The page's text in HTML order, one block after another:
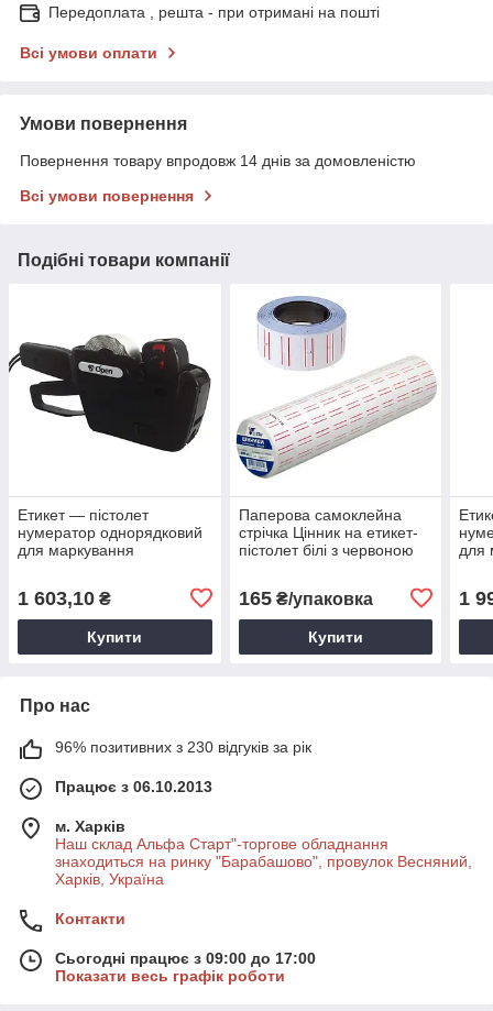
Передоплата , решта - при отримані на пошті
Всі умови оплати
Умови повернення
Повернення товару впродовж 14 днів за домовленістю
Всі умови повернення
Подібні товари компанії
Етикет — пістолет
нумератор однорядковий
для маркування
1 603,10 ₴
Купити
Паперова самоклейна
стрічка Цінник на етикет-
пістолет білі з червоною
165₴/упаковка
Купити
для
1
Про нас
96% позитивних з 230 відгуків за рік
Працює з 06.10.2013
м. Харків
Наш склад Альфа Старт"-торгове обладнання
знаходиться на ринку "Барабашово", провулок Весняний,
Харків, Україна
Контакти
Сьогодні працює з 09:00 до 17:00
Показати весь графік роботи